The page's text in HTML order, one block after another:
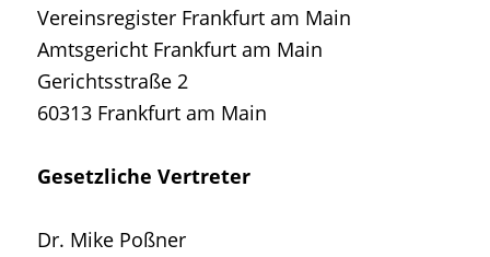
Vereinsregister Frankfurt am Main
Amtsgericht Frankfurt am Main
Gerichtsstraße 2
60313 Frankfurt am Main
Gesetzliche Vertreter
Dr. Mike Poßner